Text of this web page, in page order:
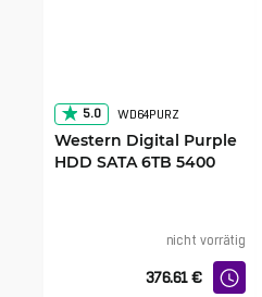
5.0 WD64PURZ
Western Digital Purple
HDD SATA 6TB 5400
nicht vorrätig
376.61 €